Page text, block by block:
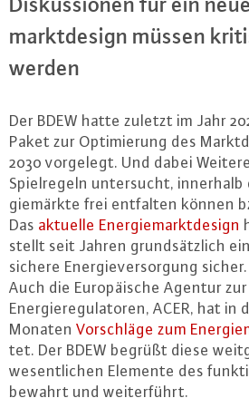
markt­de­sign müssen
werden
Der BDEW hatte zuletzt im Jahr
Paket zur Op­ti­mie­rung des
2030 vorgelegt. Und dabei
Spiel­re­geln un­ter­sucht,
gie­märk­te frei entfalten können
Das aktuelle En­er­gie­markt­de­sign
stellt seit Jahren grund­sätz­lich
sichere En­er­gie­ver­sor­gung sicher.
Auch die Eu­ro­päi­sche Agentur
En­er­gie­re­gu­la­to­ren, ACER, hat in
Monaten Vor­schlä­ge zum
tet. Der BDEW begrüßt diese
we­sent­li­chen Elemente des
bewahrt und wei­ter­führt.